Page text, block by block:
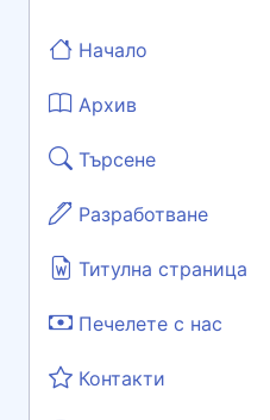
Начало
Архив
Търсене
Разработване
Титулна страница
Печелете с нас
Контакти